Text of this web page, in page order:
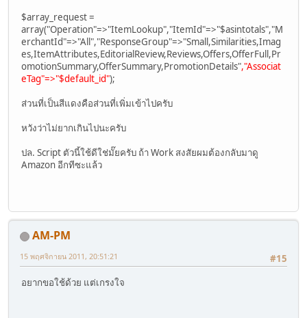
$array_request =
array("Operation"=>"ItemLookup","ItemId"=>"$asintotals","M
erchantId"=>"All","ResponseGroup"=>"Small,Similarities,Imag
es,ItemAttributes,EditorialReview,Reviews,Offers,OfferFull,Pr
omotionSummary,OfferSummary,PromotionDetails","Associat
eTag"=>"$default_id");
ส่วนที่เป็นสีแดงคือส่วนที่เพิ่มเข้าไปครับ
หวังว่าไม่ยากเกินไปนะครับ
ปล. Script ตัวนี้ใช้ดีใช่มั๊ยครับ ถ้า Work สงสัยผมต้องกลับมาดู
Amazon อีกทีซะแล้ว
AM-PM
#15
15 พฤศจิกายน 2011, 20:51:21
อยากขอใช้ด้วย แต่เกรงใจ